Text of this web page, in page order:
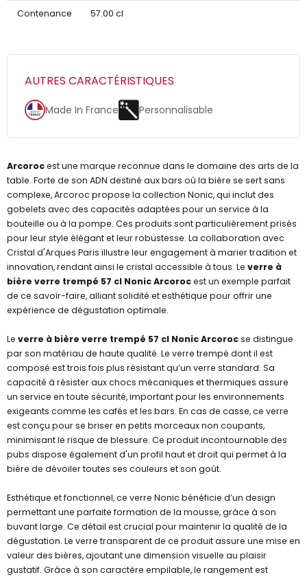
Contenance 57.00 cl
AUTRES CARACTÉRISTIQUES
Made In France Personnalisable
Arcorocest une marque reconnue dans le domaine des arts de la
table. Forte de son ADN destiné aux bars où la bière se sert sans
complexe, Arcoroc propose la collection Nonic, qui inclut des
gobelets avec des capacités adaptées pour un service à la
bouteille ou à la pompe. Ces produits sont particulièrement prisés
pour leur style élégant et leur robustesse. La collaboration avec
Cristal d'Arques Paris illustre leur engagement à marier tradition et
innovation, rendant ainsi le cristal accessible à tous. Le verre à
bière verre trempé 57 cl Nonic Arcorocest un exemple parfait
de ce savoir-faire, alliant solidité et esthétique pour offrir une
expérience de dégustation optimale.
Le verre à bière verre trempé 57 cl Nonic Arcorocse distingue
par son matériau de haute qualité. Le verre trempé dont il est
composé est trois fois plus résistant qu’un verre standard. Sa
capacité à résister aux chocs mécaniques et thermiques assure
un service en toute sécurité, important pour les environnements
exigeants comme les cafés et les bars. En cas de casse, ce verre
est conçu pour se briser en petits morceaux non coupants,
minimisant le risque de blessure. Ce produit incontournable des
pubs dispose également d'un profil haut et droit qui permet à la
bière de dévoiler toutes ses couleurs et son goût.
Esthétique et fonctionnel, ce verre Nonic bénéficie d’un design
permettant une parfaite formation de la mousse, grâce à son
buvant large. Ce détail est crucial pour maintenir la qualité de la
dégustation. Le verre transparent de ce produit assure une mise en
valeur des bières, ajoutant une dimension visuelle au plaisir
gustatif. Grâce à son caractère empilable, le rangement est